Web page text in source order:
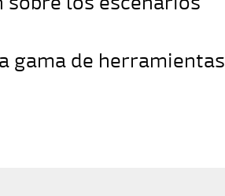
gama de herramientas